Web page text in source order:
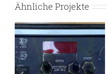
Ähnliche Projekte